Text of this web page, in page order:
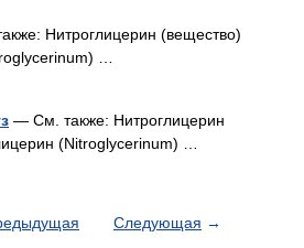
Нитроглицерин (вещество)
…
— См. также: Нитроглицерин
(Nitroglycerinum) …
Следующая →